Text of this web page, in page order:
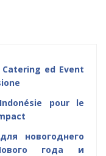
ed Event
pour le
новогоднего
года и